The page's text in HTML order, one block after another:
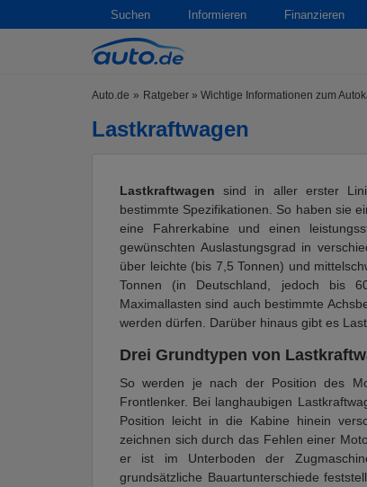
Suchen Informieren Finanzieren
Auto.de Ratgeber » Wichtige Informationen zum
Lastkraftwagen
Lastkraftwagen sind in aller erster
bestimmte Spezifikationen. So haben sie
eine Fahrerkabine und einen
gewünschten Auslastungsgrad in
über leichte (bis 7,5 Tonnen) und
Tonnen (in Deutschland, jedoch bis
Maximallasten sind auch bestimmte
werden dürfen. Darüber hinaus gibt es
Drei Grundtypen von
So werden je nach der Position des
Frontlenker. Bei langhaubigen
Position leicht in die Kabine hinein
zeichnen sich durch das Fehlen einer
er ist im Unterboden der
grundsätzliche Bauartunterschiede